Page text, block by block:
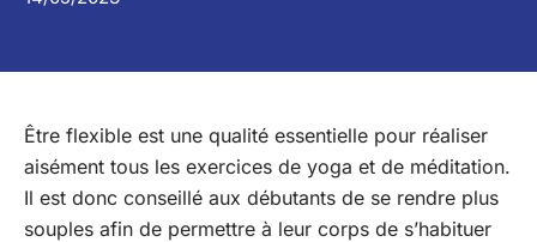
Être flexible est une qualité essentielle pour réaliser
aisément tous les exercices de yoga et de méditation.
Il est donc conseillé aux débutants de se rendre plus
souples afin de permettre à leur corps de s’habituer